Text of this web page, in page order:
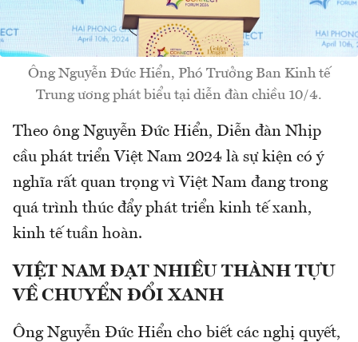
Ông Nguyễn Đức Hiển, Phó Trưởng Ban Kinh tế
Trung ương phát biểu tại diễn đàn chiều 10/4.
Theo ông Nguyễn Đức Hiển, Diễn đàn Nhịp
cầu phát triển Việt Nam 2024 là sự kiện có ý
nghĩa rất quan trọng vì Việt Nam đang trong
quá trình thúc đẩy phát triển kinh tế xanh,
kinh tế tuần hoàn.
VIỆT NAM ĐẠT NHIỀU THÀNH TỰU
VỀ CHUYỂN ĐỔI XANH
Ông Nguyễn Đức Hiển cho biết các nghị quyết,